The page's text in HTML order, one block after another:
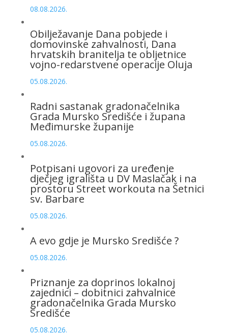
08.08.2026.
Obilježavanje Dana pobjede i
domovinske zahvalnosti, Dana
hrvatskih branitelja te obljetnice
vojno-redarstvene operacije Oluja
05.08.2026.
Radni sastanak gradonačelnika
Grada Mursko Središće i župana
Međimurske županije
05.08.2026.
Potpisani ugovori za uređenje
dječjeg igrališta u DV Maslačak i na
prostoru Street workouta na Šetnici
sv. Barbare
05.08.2026.
A evo gdje je Mursko Središće ?
05.08.2026.
Priznanje za doprinos lokalnoj
zajednici – dobitnici zahvalnice
gradonačelnika Grada Mursko
Središće
05.08.2026.